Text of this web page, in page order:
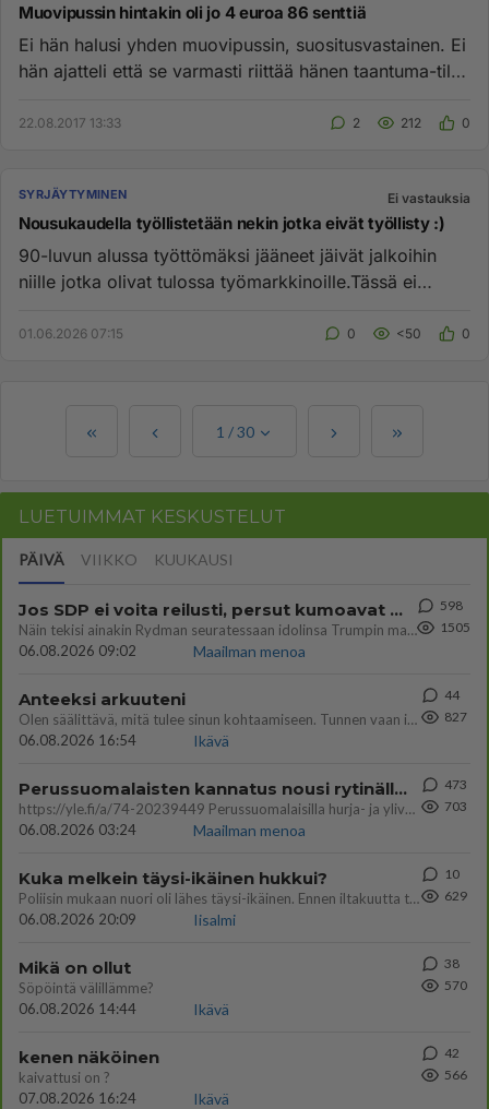
Muovipussin hintakin oli jo 4 euroa 86 senttiä
Ei hän halusi yhden muovipussin, suositusvastainen. Ei
hän ajatteli että se varmasti riittää hänen taantuma-tila
22.08.2017 13:33 2 212 0
SYRJÄYTYMINEN Ei vastauksia
Nousukaudella työllistetään nekin jotka eivät työllisty :)
90-luvun alussa työttömäksi jääneet jäivät jalkoihin
niille jotka olivat tulossa työmarkkinoille.Tässä ei
01.06.2026 07:15 0 <50 0
1 /30
LUETUIMMAT KESKUSTELUT
PÄIVÄ VIIKKO KUUKAUSI
Jos SDP ei voita reilusti, persut kumoavat demokratian Suomesta
Näin tekisi ainakin Rydman seuratessaan idolinsa Trumpin mallia https://www.is.fi/politiikka/art-2000012187244.html
06.08.2026 09:02
Maailman menoa
598
1505
Anteeksi arkuuteni
Olen säälittävä, mitä tulee sinun kohtaamiseen. Tunnen vaan itseni todella epävarmaksi sun kanssa. Jos minun olisi pitän
06.08.2026 16:54
Ikävä
44
827
Perussuomalaisten kannatus nousi rytinällä Ylen tänään julkaisemassa tuoreimmassa gallup-kyselyssä.
https://yle.fi/a/74-20239449 Perussuomalaisilla hurja- ja ylivoimaisesti suurin nousu tässä uudessa Ylen gallupissa. Kyl
06.08.2026 03:24
Maailman menoa
473
703
Kuka melkein täysi-ikäinen hukkui?
Poliisin mukaan nuori oli lähes täysi-ikäinen. Ennen iltakuutta tulleen ilmoituksen mukaan ihminen oli joutunut mahdoll
06.08.2026 20:09
Iisalmi
10
629
Mikä on ollut
Söpöintä välillämme?
06.08.2026 14:44
Ikävä
38
570
kenen näköinen
kaivattusi on ?
07.08.2026 16:24
Ikävä
42
566